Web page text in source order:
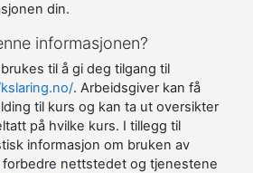
din.
informasjonen?
til å gi deg tilgang til
. Arbeidsgiver kan få
til kurs og kan ta ut oversikter
på hvilke kurs. I tillegg til
informasjon om bruken av
nettstedet og tjenestene